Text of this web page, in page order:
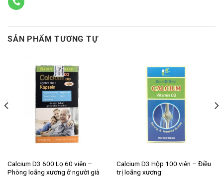
SẢN PHẨM TƯƠNG TỰ
Calcium D3 600 Lọ 60 viên –
Phòng loãng xương ở người già
Calcium D3 Hộp 100 viên – Điều
trị loãng xương